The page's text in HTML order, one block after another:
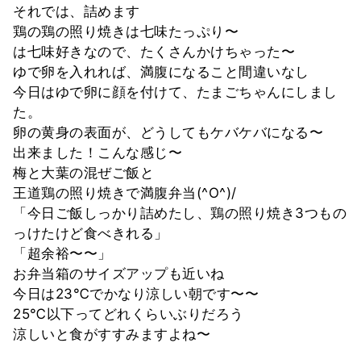
それでは、詰めます
鶏の鶏の照り焼きは七味たっぷり〜
は七味好きなので、たくさんかけちゃった〜
ゆで卵を入れれば、満腹になること間違いなし
今日はゆで卵に顔を付けて、たまごちゃんにしまし
た。
卵の黄身の表面が、どうしてもケバケバになる〜
出来ました！こんな感じ〜
梅と大葉の混ぜご飯と
王道鶏の照り焼きで満腹弁当(^O^)/
「今日ご飯しっかり詰めたし、鶏の照り焼き3つもの
っけたけど食べきれる」
「超余裕〜〜」
お弁当箱のサイズアップも近いね
今日は23℃でかなり涼しい朝です〜〜
25℃以下ってどれくらいぶりだろう
涼しいと食がすすみますよね〜